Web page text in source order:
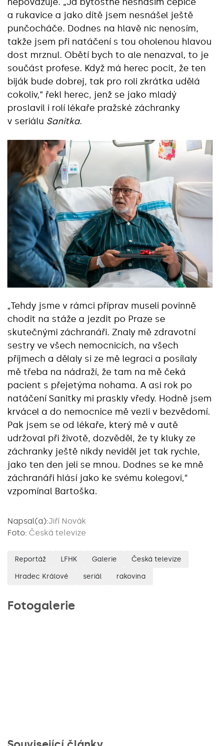
a rukavice a jako dítě jsem nesnášel ještě
punčocháče. Dodnes na hlavě nic nenosím,
takže jsem při natáčení s tou oholenou hlavou
dost mrznul. Obětí bych to ale nenazval, to je
součást profese. Když má herec pocit, že ten
biják bude dobrej, tak pro roli zkrátka udělá
cokoliv,“ řekl herec, jenž se jako mladý
proslavil i rolí lékaře pražské záchranky
v seriálu Sanitka.
„Tehdy jsme v rámci příprav museli povinně
chodit na stáže a jezdit po Praze se
skutečnými záchranáři. Znaly mě zdravotní
sestry ve všech nemocnicích, na všech
příjmech a dělaly si ze mě legraci a posílaly
mě třeba na nádraží, že tam na mě čeká
pacient s přejetýma nohama. A asi rok po
natáčení Sanitky mi praskly vředy. Hodně jsem
krvácel a do nemocnice mě vezli v bezvědomí.
Pak jsem se od lékaře, který mě v autě
udržoval při životě, dozvěděl, že ty kluky ze
záchranky ještě nikdy neviděl jet tak rychle,
jako ten den jeli se mnou. Dodnes se ke mně
záchranáři hlásí jako ke svému kolegovi,“
vzpomínal Bartoška.
Napsal(a):Jiří Novák
Foto: Česká televize
Reportáž LFHK Galerie Česká televize
Hradec Králové seriál rakovina
Fotogalerie